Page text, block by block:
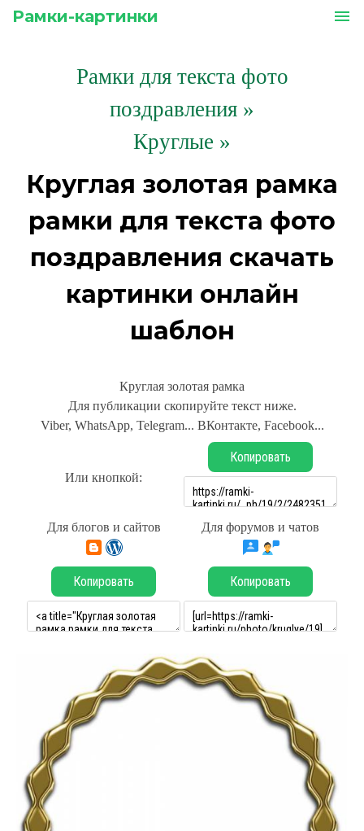
Рамки-картинки menu
Рамки для текста фото
поздравления »
Круглые »
Круглая золотая рамка
рамки для текста фото
поздравления скачать
картинки онлайн
шаблон
Круглая золотая рамка
Для публикации скопируйте текст ниже.
Viber, WhatsApp, Telegram... ВКонтакте, Facebook...
Или кнопкой:
Копировать
Для блогов и сайтов Для форумов и чатов
Копировать Копировать